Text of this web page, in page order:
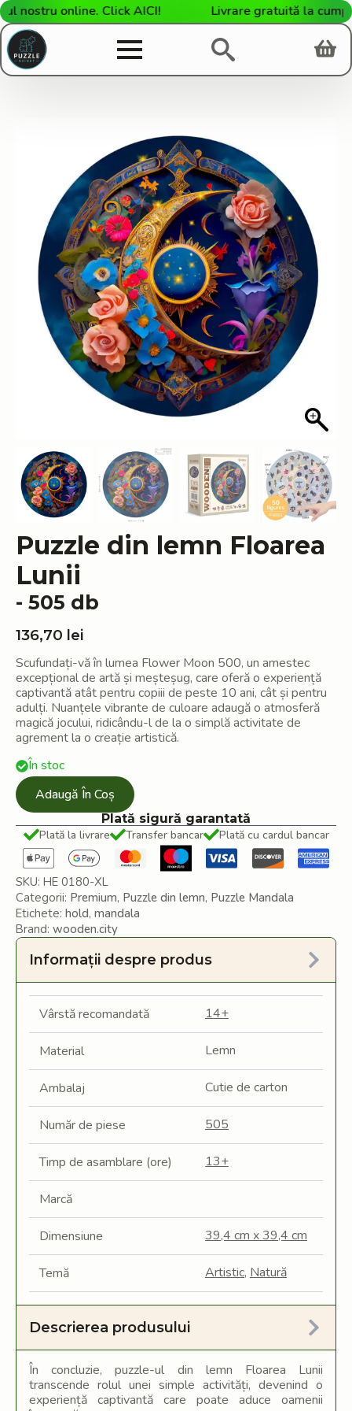
online. Click AICI! Livrare gratuită la
Puzzle din lemn Floarea
Lunii
- 505 db
136,70 lei
Scufundați-vă în lumea Flower Moon 500, un amestec
excepțional de artă și meșteșug, care oferă o experiență
captivantă atât pentru copiii de peste 10 ani, cât și pentru
adulți. Nuanțele vibrante de culoare adaugă o atmosferă
magică jocului, ridicându-l de la o simplă activitate de
agrement la o creație artistică.
În stoc
Adaugă În Coș
Plată sigură garantată
Plată la livrare
Transfer bancar Plată cu cardul bancar
SKU: HE 0180-XL
Categorii: Premium, Puzzle din lemn, Puzzle Mandala
Etichete: hold, mandala
Brand: wooden.city
Informații despre produs
Vârstă recomandată 14+
Material Lemn
Ambalaj Cutie de carton
Număr de piese 505
Timp de asamblare (ore) 13+
Marcă
Dimensiune 39,4 cm x 39,4 cm
Temă Artistic, Natură
Descrierea produsului
În concluzie, puzzle-ul din lemn Floarea Lunii
transcende rolul unei simple activități, devenind o
experiență captivantă care poate aduce oamenii